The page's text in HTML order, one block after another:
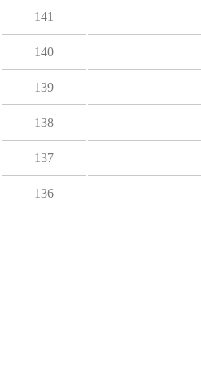
141
140
139
138
137
136